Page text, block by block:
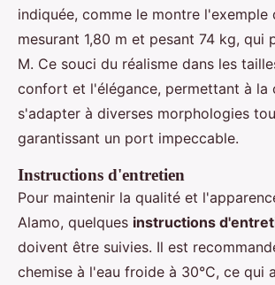
indiquée, comme le montre l'exemple
mesurant 1,80 m et pesant 74 kg, qui
M. Ce souci du réalisme dans les
confort et l'élégance, permettant à la
s'adapter à diverses morphologies
garantissant un port impeccable.
Instructions d'entretien
Pour maintenir la qualité et
Alamo, quelques instructions
doivent être suivies. Il est
chemise à l'eau froide à 30°C, ce qui